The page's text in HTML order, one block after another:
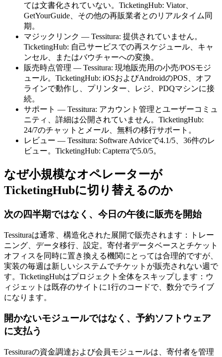
ては文書化されていない。TicketingHub: Viator、
GetYourGuide、その他の再販業者とのリアルタイム同
期。
マジックリンク — Tessitura: 提供されていません。
TicketingHub: 自己サービスでの再スケジュール、キャ
ンセル、またはバウチャーへの変換。
販売時点管理 — Tessitura: 現地販売用の小売/POSモジ
ュール。TicketingHub: iOSおよびAndroidのPOS、オフ
ラインで動作し、プリンター、レジ、PDQマシンに接
続。
サポート — Tessitura: アカウント管理とユーザーコミュ
ニティ、詳細は公開されていません。TicketingHub:
24/7のチャットとメール、無料の移行サポート。
レビュー — Tessitura: Software Adviceで4.1/5、36件のレ
ビュー。TicketingHub: Capterraで5.0/5。
なぜ小規模なオペレーターが
TicketingHubに切り替えるのか
次の四半期ではなく、今日の午後に販売を開始
Tessituraは通常、構造化された展開で販売されます：トレー
ニング、データ移行、設定。寄付者データベースとチケット
オフィスを同時に置き換える機関にとっては合理的ですが、
実装の毎週は新しいシステムでチケットが販売されない週で
す。TicketingHubはプロジェクト全体をスキップします：ウ
ィジェットは既存のサイトに1行のコードで、数分でライブ
になります。
開かないモジュールではなく、予約ソフトウェア
に支払う
Tessituraの資金調達および会員モジュールは、寄付者を管理